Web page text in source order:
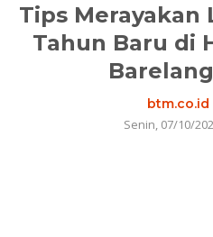
Tips Merayakan
Tahun Baru di
btm.co.id
Senin, 07/10/